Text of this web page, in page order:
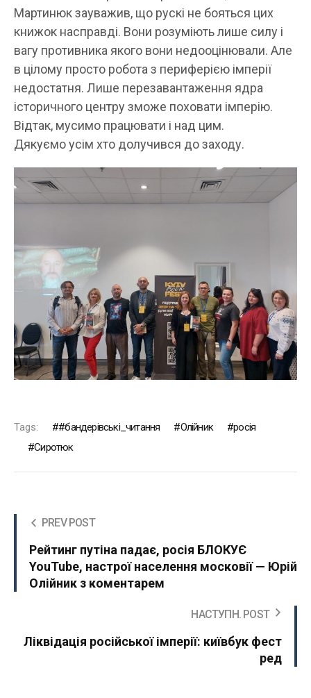
Мартинюк зауважив, що рускі не бояться цих
книжок насправді. Вони розуміють лише силу і
вагу противника якого вони недооцінювали. Але
в цілому просто робота з периферією імперії
недостатня. Лише перезавантаження ядра
історичного центру зможе поховати імперію.
Відтак, мусимо працювати і над цим.
Дякуємо усім хто долучився до заходу.
Tags: #бандерівські_читання Олійник
росія
Сиротюк
PREV POST
Рейтинг путіна падає, росія БЛОКУЄ
YouTube, настрої населення московії — Юрій
Олійник з коментарем
НАСТУПН. POST
Ліквідація російської імперії: київбук фест
ред